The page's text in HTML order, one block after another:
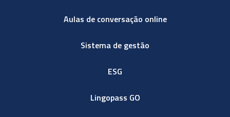
Aulas de conversação online
Sistema de gestão
ESG
Lingopass GO